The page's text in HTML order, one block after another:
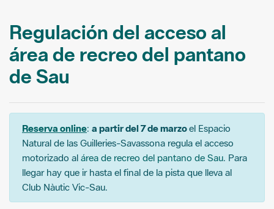
Regulación del acceso al
área de recreo del pantano
de Sau
Reserva online: a partir del 7 de marzoel Espacio
Natural de las Guilleries-Savassona regula el acceso
motorizado al área de recreo del pantano de Sau. Para
llegar hay que ir hasta el final de la pista que lleva al
Club Nàutic Vic-Sau.